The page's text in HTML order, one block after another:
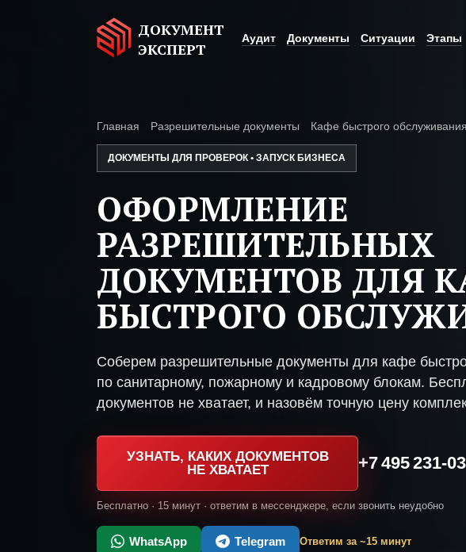
ДОКУМЕНТ
ЭКСПЕРТ
Аудит Документы Ситуации Этапы
Главная Разрешительные документы Кафе быстрого обслуживания
ДОКУМЕНТЫ ДЛЯ ПРОВЕРОК • ЗАПУСК БИЗНЕСА
ОФОРМЛЕНИЕ
РАЗРЕШИТЕЛЬНЫХ
ДОКУМЕНТОВ ДЛЯ
БЫСТРОГО
Соберем разрешительные документы для кафе
по санитарному, пожарному и кадровому блокам.
документов не хватает, и назовём точную цену
УЗНАТЬ, КАКИХ ДОКУМЕНТОВ
НЕ ХВАТАЕТ
+7 495 231-
Бесплатно · 15 минут · ответим в мессенджере, если звонить неудобно
WhatsApp Telegram Ответим за ~15 минут